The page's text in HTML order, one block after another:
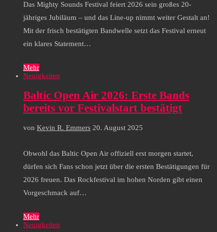
Das Mighty Sounds Festival feiert 2026 sein großes 20-
jähriges Jubiläum – und das Line-up nimmt weiter Gestalt an!
Mit der frisch bestätigten Bandwelle setzt das Festival erneut
ein klares Statement…
Mehr
Neuigkeiten
Baltic Open Air 2026: Erste Bands
bereits vor Festivalstart bestätigt
von Kevin R. Emmers 20. August 2025
Obwohl das Baltic Open Air offiziell erst morgen startet,
dürfen sich Fans schon jetzt über die ersten Bestätigungen für
2026 freuen. Das Rockfestival im hohen Norden gibt einen
Vorgeschmack auf…
Mehr
Neuigkeiten